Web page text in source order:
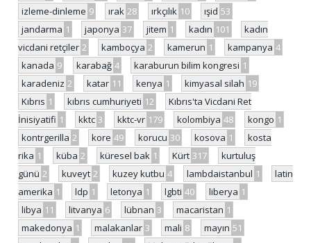
izleme-dinleme 9 ırak 28 ırkçılık 10 ışid 53
jandarma 1 japonya 37 jitem 1 kadın 101
kadın
vicdani retçiler 2 kamboçya 2 kamerun 1 kampanya 4
kanada 9 karabağ 4 karaburun bilim kongresi 1
karadeniz 2 katar 11 kenya 1 kimyasal silah 19
Kıbrıs 1 kıbrıs cumhuriyeti 12
Kıbrıs'ta Vicdani Ret
İnisiyatifi 1 kktc 3 kktc-vr 179 kolombiya 48 kongo 1
kontrgerilla 2 kore 49 korucu 30 kosova 1
kosta
rika 1 küba 2 küresel bak 1 Kürt 317
kurtuluş
günü 2 kuveyt 2 kuzey kutbu 4 lambdaistanbul 1
latin
amerika 1 ldp 1 letonya 1 lgbti 40 liberya 1
libya 11 litvanya 6 lübnan 3 macaristan 1
makedonya 1 malakanlar 3 mali 8 mayın 51